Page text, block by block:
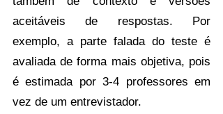
aceitáveis ​​de respostas. Por
exemplo, a parte falada do teste é
avaliada de forma mais objetiva, pois
é estimada por 3-4 professores em
vez de um entrevistador.